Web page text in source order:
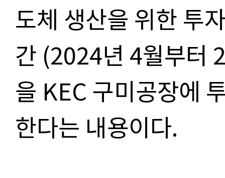
도체 생산을 위한 투
간 (2024년 4월부터
을 KEC 구미공장에
한다는 내용이다.